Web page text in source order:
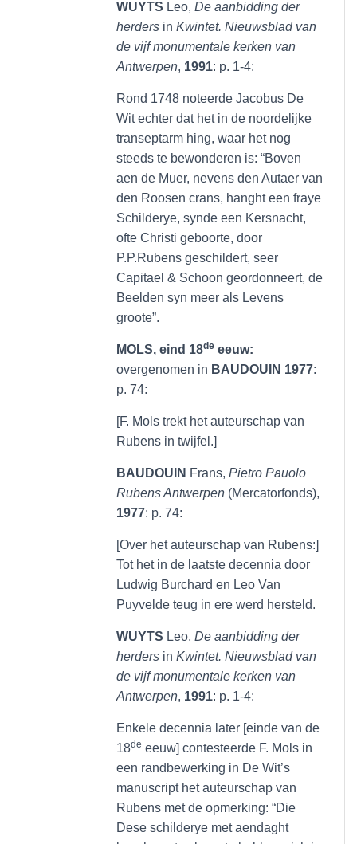
WUYTS Leo, De aanbidding der
herders in Kwintet. Nieuwsblad van
de vijf monumentale kerken van
Antwerpen, 1991: p. 1-4:
Rond 1748 noteerde Jacobus De
Wit echter dat het in de noordelijke
transeptarm hing, waar het nog
steeds te bewonderen is: “Boven
aen de Muer, nevens den Autaer van
den Roosen crans, hanght een fraye
Schilderye, synde een Kersnacht,
ofte Christi geboorte, door
P.P.Rubens geschildert, seer
Capitael & Schoon geordonneert, de
Beelden syn meer als Levens
groote”.
MOLS, eind 18deeeuw:
overgenomen in BAUDOUIN 1977:
p. 74:
[F. Mols trekt het auteurschap van
Rubens in twijfel.]
BAUDOUIN Frans, Pietro Pauolo
Rubens Antwerpen(Mercatorfonds),
1977: p. 74:
[Over het auteurschap van Rubens:]
Tot het in de laatste decennia door
Ludwig Burchard en Leo Van
Puyvelde teug in ere werd hersteld.
WUYTS Leo, De aanbidding der
herders in Kwintet. Nieuwsblad van
de vijf monumentale kerken van
Antwerpen, 1991: p. 1-4:
Enkele decennia later [einde van de
18de eeuw] contesteerde F. Mols in
een randbewerking in De Wit’s
manuscript het auteurschap van
Rubens met de opmerking: “Die
Dese schilderye met aendaght